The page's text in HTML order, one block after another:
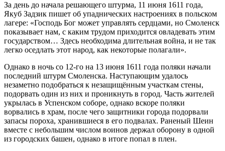
За день до начала решающего штурма, 11 июня 1611 года,
Якуб Задзик пишет об упаднических настроениях в польском
лагере: «Господь Бог может управлять сердцами, но Смоленск
показывает нам, с каким трудом приходится овладевать этим
государством… Здесь необходима длительная война, и не так
легко оседлать этот народ, как некоторые полагали».
Однако в ночь со 12-го на 13 июня 1611 года поляки начали
последний штурм Смоленска. Наступающим удалось
незаметно подобраться к незащищённым участкам стены,
подорвать один из них и проникнуть в город. Часть жителей
укрылась в Успенском соборе, однако вскоре поляки
ворвались в храм, после чего защитники города подорвали
запасы пороха, хранившиеся в его подвалах. Раненый Шеин
вместе с небольшим числом воинов держал оборону в одной
из городских башен, однако в итоге попал в плен.